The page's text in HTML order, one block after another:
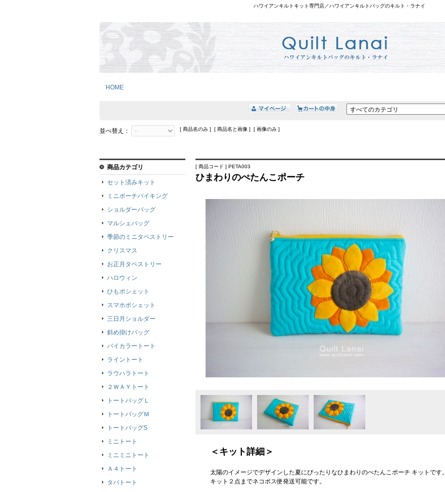
ハワイアンキルトキット専門店／ハワイアンキルトバッグのキルト・ラナイ
HOME
並べ替え： [ 商品名のみ ] [ 商品名と画像 ] [ 画像のみ ]
[ 商品コード ] PETA003
ひまわりのぺたんこポーチ
＜キット詳細＞
太陽のイメージでデザインした夏にぴったりなひまわりのぺたんこポーチ キットです。
キット２点までネコポス便発送可能です。
商品カテゴリ
セット済みキット
ミニポーチバイキング
ショルダーバッグ
マルシェバッグ
季節のミニタペストリー
クリスマス
お正月タペストリー
ハロウィン
ひもポシェット
スマホポシェット
三日月ショルダー
斜め掛けバッグ
バイカラートート
ライントート
ラウハラトート
２ＷＡＹトート
トートバッグＬ
トートバッグＭ
トートバッグS
ミニトート
ミニミニトート
Ａ４トート
タパトート